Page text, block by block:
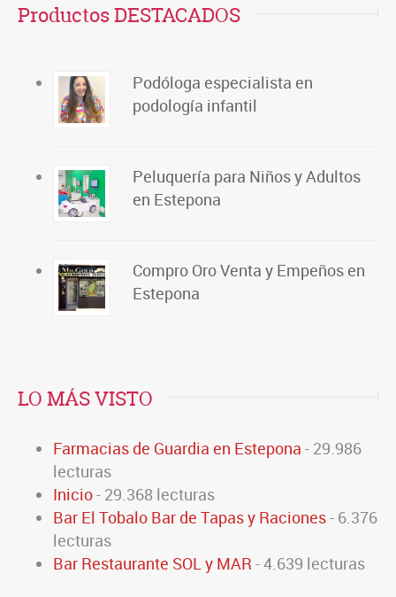
Productos DESTACADOS
Podóloga especialista en
podología infantil
Peluquería para Niños y Adultos
en Estepona
Compro Oro Venta y Empeños en
Estepona
LO MÁS VISTO
Farmacias de Guardia en Estepona - 29.986
lecturas
Inicio- 29.368 lecturas
Bar El Tobalo Bar de Tapas y Raciones- 6.376
lecturas
Bar Restaurante SOL y MAR - 4.639 lecturas